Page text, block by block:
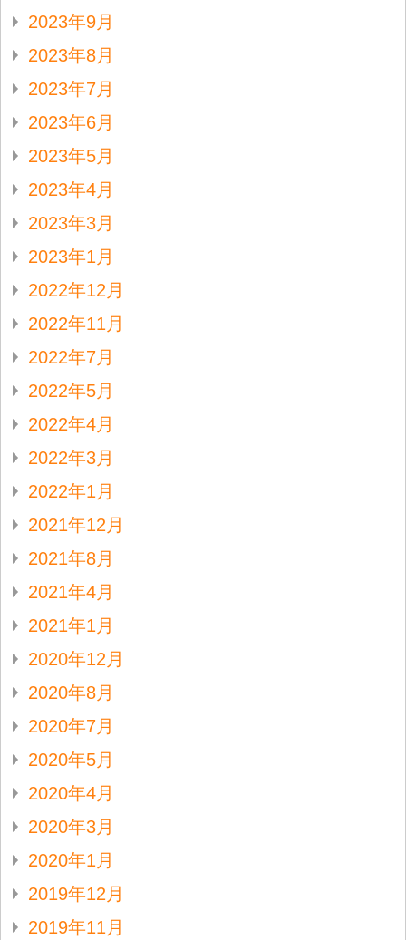
2023年9月
2023年8月
2023年7月
2023年6月
2023年5月
2023年4月
2023年3月
2023年1月
2022年12月
2022年11月
2022年7月
2022年5月
2022年4月
2022年3月
2022年1月
2021年12月
2021年8月
2021年4月
2021年1月
2020年12月
2020年8月
2020年7月
2020年5月
2020年4月
2020年3月
2020年1月
2019年12月
2019年11月